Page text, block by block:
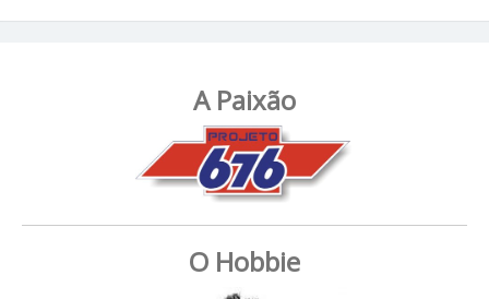
A Paixão
O Hobbie